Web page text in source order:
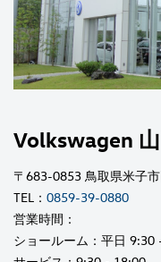
Volkswagen
〒683-0853 鳥取県米子
TEL： 0859-39-0880
営業時間：
ショールーム：平日